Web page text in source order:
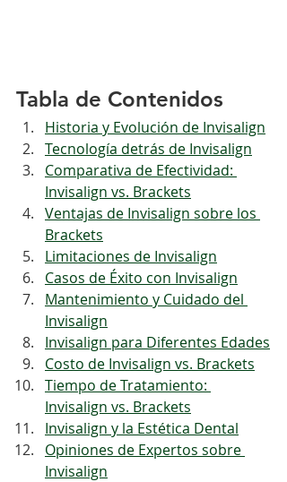
Tabla de Contenidos
Historia y Evolución de Invisalign
Tecnología detrás de Invisalign
Comparativa de Efectividad:
Invisalign vs. Brackets
Ventajas de Invisalign sobre los
Brackets
Limitaciones de Invisalign
Casos de Éxito con Invisalign
Mantenimiento y Cuidado del
Invisalign
Invisalign para Diferentes Edades
Costo de Invisalign vs. Brackets
Tiempo de Tratamiento:
Invisalign vs. Brackets
Invisalign y la Estética Dental
Opiniones de Expertos sobre
Invisalign